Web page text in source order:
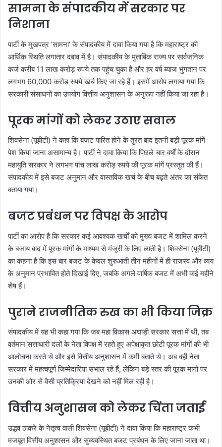
सामना के संपादकीय में सरकार पर
निशाना
पार्टी के मुखपत्र ‘सामना’ के संपादकीय में दावा किया गया है कि महाराष्ट्र की
आर्थिक स्थिति लगातार दबाव में है। संपादकीय के मुताबिक राज्य पर सार्वजनिक
कर्ज करीब 11 लाख करोड़ रुपये तक पहुंच चुका है और हर वर्ष ब्याज भुगतान पर
लगभग 60,000 करोड़ रुपये खर्च किए जा रहे हैं। इसमें आरोप लगाया गया कि
सरकारी संसाधनों का उपयोग वित्तीय अनुशासन के अनुरूप नहीं किया जा रहा है।
पूरक मांगों को लेकर उठाए सवाल
शिवसेना (यूबीटी) ने कहा कि बजट पारित होने के तुरंत बाद इतनी बड़ी पूरक मांगें
पेश किया जाना असामान्य है। पार्टी ने दावा किया कि पिछले चार वर्षों के दौरान
महायुति सरकार ने लगभग पांच लाख करोड़ रुपये की पूरक मांगें प्रस्तुत की हैं।
संपादकीय में इसे बजट अनुमान और वास्तविक खर्च के बीच बढ़ते अंतर का संकेत
बताया गया।
बजट प्रबंधन पर विपक्ष के आरोप
पार्टी का आरोप है कि सरकार कई आवश्यक खर्चों को मुख्य बजट में शामिल करने
के बजाय बाद में पूरक मांगों के माध्यम से मंजूरी के लिए लाती है। शिवसेना (यूबीटी)
का कहना है कि इस बार बजट के केवल शुरुआती तीन महीनों में ही राजस्व और व्यय
के अनुमान प्रभावित होते दिखाई दिए, जबकि अगले वार्षिक बजट में अभी कई महीने
शेष हैं।
पुराने राजनीतिक रुख का भी किया जिक्र
संपादकीय में यह भी कहा गया कि जब महा विकास अघाड़ी सरकार सत्ता में थी, तब
वर्तमान सत्ताधारी दलों के नेता विपक्ष में रहते हुए अपेक्षाकृत छोटी पूरक मांगों की भी
आलोचना करते थे और इसे वित्तीय अनुशासन में कमी बताते थे। अब वही नेता
सरकार में महत्वपूर्ण जिम्मेदारियां संभाल रहे हैं, लेकिन बड़े स्तर की पूरक मांगों पर
उनकी ओर से वैसी प्रतिक्रिया देखने को नहीं मिल रही है।
वित्तीय अनुशासन को लेकर चिंता जताई
उद्धव ठाकरे के नेतृत्व वाली शिवसेना (यूबीटी) ने दावा किया कि महाराष्ट्र कभी
मजबूत वित्तीय अनुशासन और सुव्यवस्थित बजट प्रबंधन के लिए जाना जाता था।